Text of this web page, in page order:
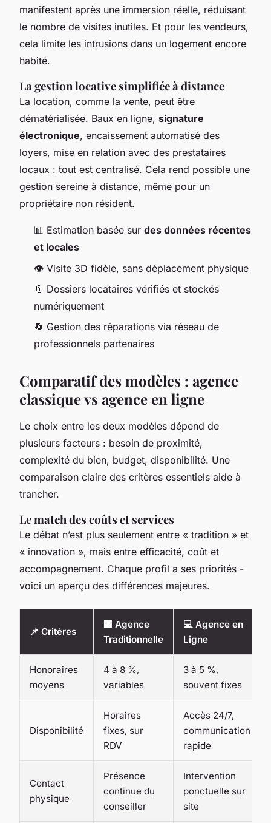
manifestent après une immersion réelle, réduisant
le nombre de visites inutiles. Et pour les vendeurs,
cela limite les intrusions dans un logement encore
habité.
La gestion locative simplifiée à distance
La location, comme la vente, peut être
dématérialisée. Baux en ligne, signature
électronique, encaissement automatisé des
loyers, mise en relation avec des prestataires
locaux : tout est centralisé. Cela rend possible une
gestion sereine à distance, même pour un
propriétaire non résident.
📊 Estimation basée sur des données récentes
et locales
👁️ Visite 3D fidèle, sans déplacement physique
📎 Dossiers locataires vérifiés et stockés
numériquement
🔄 Gestion des réparations via réseau de
professionnels partenaires
Comparatif des modèles : agence
classique vs agence en ligne
Le choix entre les deux modèles dépend de
plusieurs facteurs : besoin de proximité,
complexité du bien, budget, disponibilité. Une
comparaison claire des critères essentiels aide à
trancher.
Le match des coûts et services
Le débat n’est plus seulement entre « tradition » et
« innovation », mais entre efficacité, coût et
accompagnement. Chaque profil a ses priorités -
voici un aperçu des différences majeures.
📌 Critères
🏢 Agence
Traditionnelle
💻 Agence en
Ligne
Honoraires
moyens
4 à 8 %,
variables
3 à 5 %,
souvent fixes
Disponibilité
Horaires
fixes, sur
RDV
Accès 24/7,
communication
rapide
Contact
physique
Présence
continue du
conseiller
Intervention
ponctuelle sur
site